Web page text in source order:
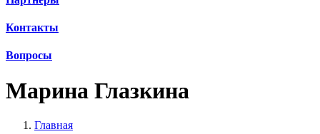
Контакты
Вопросы
Марина Глазкина
Главная